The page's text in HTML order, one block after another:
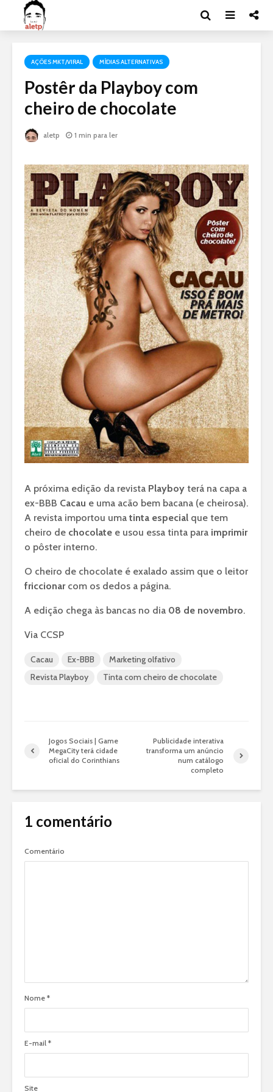
AÇÕES MKT/VIRAL MÍDIAS ALTERNATIVAS
Postêr da Playboy com
cheiro de chocolate
aletp 1 min para ler
A próxima edição da revista Playboy terá na capa a
ex-BBB Cacau e uma acão bem bacana (e cheirosa).
A revista importou uma tinta especial que tem
cheiro de chocolate e usou essa tinta para imprimir
o pôster interno.
O cheiro de chocolate é exalado assim que o leitor
friccionarcom os dedos a página.
A edição chega às bancas no dia 08 de novembro.
Via CCSP
Cacau Ex-BBB
Marketing olfativo
Revista Playboy
Tinta com cheiro de chocolate
Jogos Sociais | Game
MegaCity terá cidade
oficial do Corinthians
Publicidade interativa
transforma um anúncio
num catálogo
completo
1 comentário
Comentário
Nome *
E-mail *
Site